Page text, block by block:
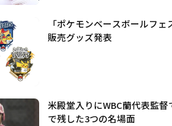
「ポケモンベースボールフ
販売グッズ発表
米殿堂入りにWBC蘭代表監
で残した3つの名場面